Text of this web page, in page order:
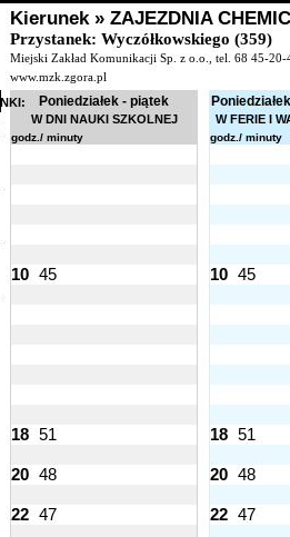
Kierunek » ZAJEZDNIA
Przystanek: Wyczółkowskiego (359)
Miejski Zakład Komunikacji Sp. z o.o., tel. 68 45-20-
www.mzk.zgora.pl
Poniedziałek - piątek
W DNI NAUKI SZKOLNEJ W FERIE I
godz./ minuty godz./ minuty
10 45 10 45
18 51 18 51
20 48 20 48
22 47 22 47